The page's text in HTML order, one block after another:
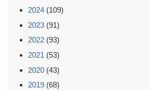
2024 (109)
2023 (91)
2022 (93)
2021 (53)
2020 (43)
2019 (68)